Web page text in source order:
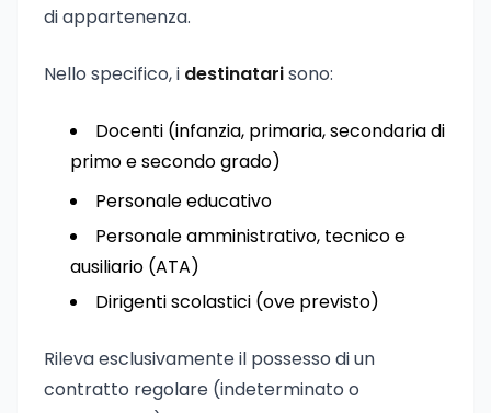
di appartenenza.
Nello specifico, i destinatarisono:
Docenti (infanzia, primaria, secondaria di
primo e secondo grado)
Personale educativo
Personale amministrativo, tecnico e
ausiliario (ATA)
Dirigenti scolastici (ove previsto)
Rileva esclusivamente il possesso di un
contratto regolare (indeterminato o